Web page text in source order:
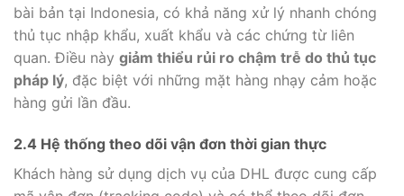
bài bản tại Indonesia, có khả năng xử lý nhanh chóng
thủ tục nhập khẩu, xuất khẩu và các chứng từ liên
quan. Điều này giảm thiểu rủi ro chậm trễ do thủ tục
pháp lý, đặc biệt với những mặt hàng nhạy cảm hoặc
hàng gửi lần đầu.
2.4 Hệ thống theo dõi vận đơn thời gian thực
Khách hàng sử dụng dịch vụ của DHL được cung cấp